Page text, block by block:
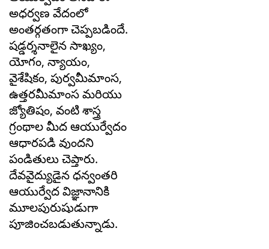
అధర్వణ వేదంలో
అంతర్గతంగా చెప్పబడిందే.
షడ్డర్శనాలైన సాఖ్యం,
యోగం, న్యాయం,
వైశేషికం, పుర్వమీమాంస,
ఉత్తరమీమాంస మరియు
జ్యోతిషం, వంటి శాస్త్ర
గ్రంథాల మీద ఆయుర్వేదం
ఆధారపడి వుందని
పండితులు చెప్తారు.
దేవవైద్యుడైన ధన్వంతరి
ఆయుర్వేద విజ్ఞానానికి
మూలపురుషుడుగా
పూజించబడుతున్నాడు.